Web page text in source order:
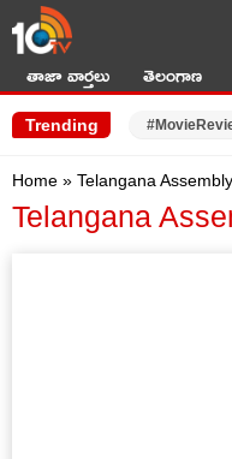
తాజా వార్తలు తెలంగాణ
Trending
Home » Telangana
Telangana